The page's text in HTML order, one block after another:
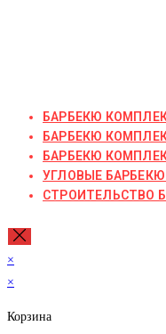
БАРБЕКЮ
БАРБЕКЮ
БАРБЕКЮ
УГЛОВЫЕ
СТРОИТЕЛЬСТВО
×
×
Корзина